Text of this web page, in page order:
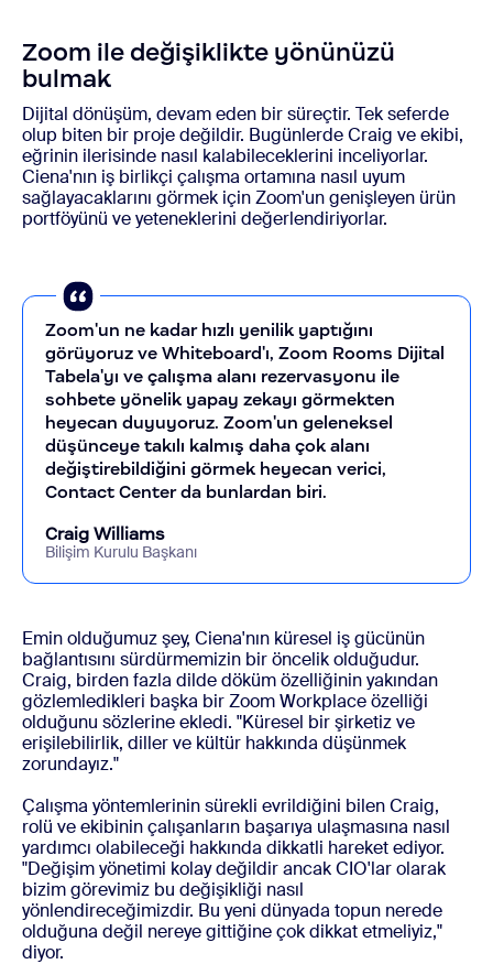
Zoom ile değişiklikte yönünüzü
bulmak
Dijital dönüşüm, devam eden bir süreçtir. Tek seferde
olup biten bir proje değildir. Bugünlerde Craig ve ekibi,
eğrinin ilerisinde nasıl kalabileceklerini inceliyorlar.
Ciena'nın iş birlikçi çalışma ortamına nasıl uyum
sağlayacaklarını görmek için Zoom'un genişleyen ürün
portföyünü ve yeteneklerini değerlendiriyorlar.
Zoom'un ne kadar hızlı yenilik yaptığını
görüyoruz ve Whiteboard'ı, Zoom Rooms Dijital
Tabela'yı ve çalışma alanı rezervasyonu ile
sohbete yönelik yapay zekayı görmekten
heyecan duyuyoruz. Zoom'un geleneksel
düşünceye takılı kalmış daha çok alanı
değiştirebildiğini görmek heyecan verici,
Contact Center da bunlardan biri.
Craig Williams
Bilişim Kurulu Başkanı
Emin olduğumuz şey, Ciena'nın küresel iş gücünün
bağlantısını sürdürmemizin bir öncelik olduğudur.
Craig, birden fazla dilde döküm özelliğinin yakından
gözlemledikleri başka bir Zoom Workplace özelliği
olduğunu sözlerine ekledi. "Küresel bir şirketiz ve
erişilebilirlik, diller ve kültür hakkında düşünmek
zorundayız."
Çalışma yöntemlerinin sürekli evrildiğini bilen Craig,
rolü ve ekibinin çalışanların başarıya ulaşmasına nasıl
yardımcı olabileceği hakkında dikkatli hareket ediyor.
"Değişim yönetimi kolay değildir ancak CIO'lar olarak
bizim görevimiz bu değişikliği nasıl
yönlendireceğimizdir. Bu yeni dünyada topun nerede
olduğuna değil nereye gittiğine çok dikkat etmeliyiz,"
diyor.